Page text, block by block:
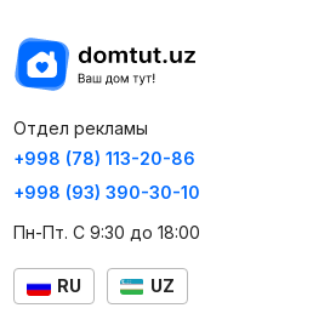
Отдел рекламы
+998 (78) 113-20-86
+998 (93) 390-30-10
Пн-Пт. С 9:30 до 18:00
RU UZ